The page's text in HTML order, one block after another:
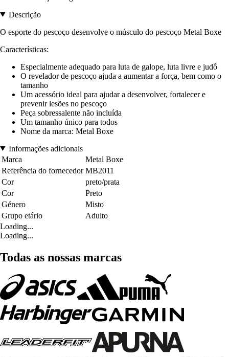
Descrição
O esporte do pescoço desenvolve o músculo do pescoço Metal Boxe
Características:
Especialmente adequado para luta de galope, luta livre e judô
O revelador de pescoço ajuda a aumentar a força, bem como o
tamanho
Um acessório ideal para ajudar a desenvolver, fortalecer e
prevenir lesões no pescoço
Peça sobressalente não incluída
Um tamanho único para todos
Nome da marca: Metal Boxe
Informações adicionais
Marca
Metal Boxe
Referência do fornecedor MB2011
Cor
preto/prata
Cor
Preto
Género
Misto
Grupo etário
Adulto
Loading...
Loading...
Todas as nossas marcas